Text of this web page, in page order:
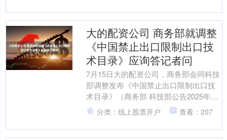
大的配资公司 商务部就调整
《中国禁止出口限制出口技
术目录》应询答记者问
7月15日大的配资公司，商务部会同科技
部调整发布《中国禁止出口限制出口技
术目录》（商务部 科技部公告2025年28
号，以下简称《目录》）。商务部新闻
发言人就《目....
分类：线上股票开户 查看：207